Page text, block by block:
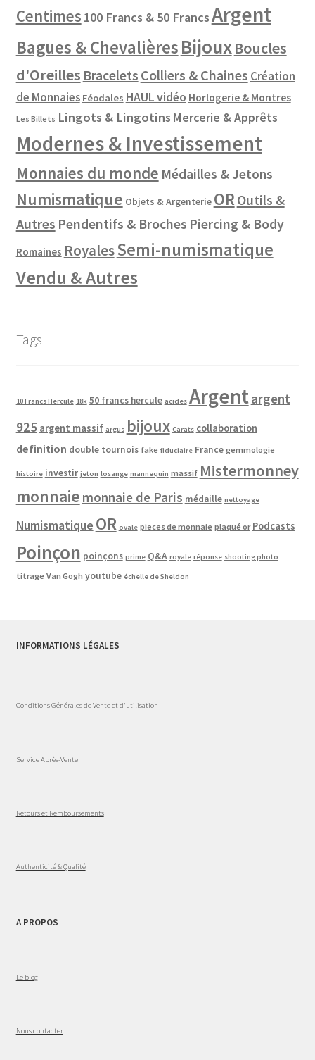
Centimes 100 Francs & 50 FrancsArgent
Bagues & ChevalièresBijouxBoucles
d'Oreilles Bracelets Colliers & Chaines Création
de Monnaies Féodales HAUL vidéo Horlogerie & Montres
Les Billets Lingots & Lingotins Mercerie & Apprêts
Modernes & Investissement
Monnaies du monde Médailles & Jetons
Numismatique Objets & Argenterie OR Outils &
Autres Pendentifs & Broches Piercing & Body
Romaines RoyalesSemi-numismatique
Vendu & Autres
Tags
10 Francs Hercule 18k 50 francs hercule acides Argentargent
925 argent massif argus bijoux Carats collaboration
definition double tournois fake fiduciaire France gemmologie
histoire investir jeton losange mannequin massif Mistermonney
monnaie monnaie de Paris médaille nettoyage
Numismatique OR ovale pieces de monnaie plaqué or Podcasts
Poinçon poinçons prime Q&A royale réponse shooting photo
titrage Van Gogh youtube échelle de Sheldon
INFORMATIONS LÉGALES
Conditions Générales de Vente et d'utilisation
Service Après-Vente
Retours et Remboursements
Authenticité & Qualité
A PROPOS
Le blog
Nous contacter